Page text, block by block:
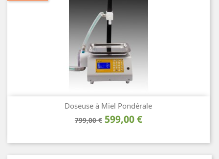
Doseuse à Miel Pondérale
Prix
799,00 € Prix
599,00 €